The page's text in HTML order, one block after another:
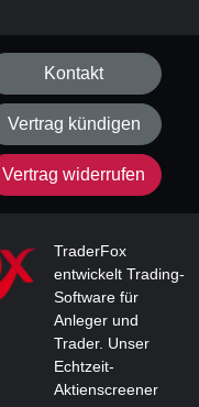
Kontakt
Vertrag kündigen
Vertrag widerrufen
TraderFox
entwickelt Trading-
Software für
Anleger und
Trader. Unser
Echtzeit-
Aktienscreener